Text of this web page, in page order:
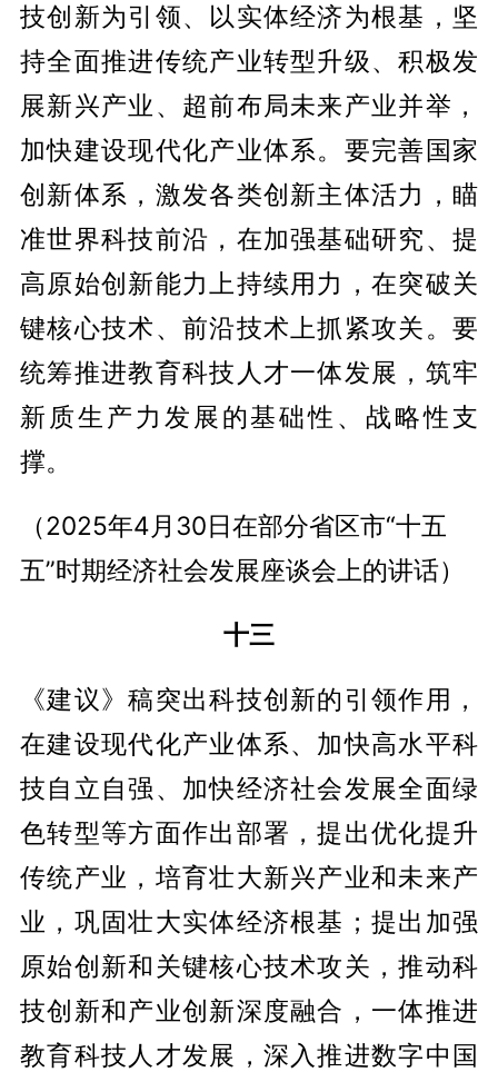
技创新为引领、以实体经济为根基，坚
持全面推进传统产业转型升级、积极发
展新兴产业、超前布局未来产业并举，
加快建设现代化产业体系。要完善国家
创新体系，激发各类创新主体活力，瞄
准世界科技前沿，在加强基础研究、提
高原始创新能力上持续用力，在突破关
键核心技术、前沿技术上抓紧攻关。要
统筹推进教育科技人才一体发展，筑牢
新质生产力发展的基础性、战略性支
撑。
（2025年4月30日在部分省区市“十五
五”时期经济社会发展座谈会上的讲话）
十三
《建议》稿突出科技创新的引领作用，
在建设现代化产业体系、加快高水平科
技自立自强、加快经济社会发展全面绿
色转型等方面作出部署，提出优化提升
传统产业，培育壮大新兴产业和未来产
业，巩固壮大实体经济根基；提出加强
原始创新和关键核心技术攻关，推动科
技创新和产业创新深度融合，一体推进
教育科技人才发展，深入推进数字中国